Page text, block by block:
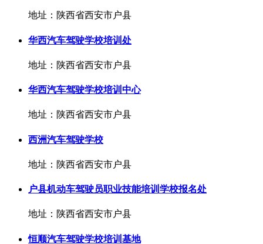
地址：陕西省西安市户县
华西汽车驾驶学校培训处
地址：陕西省西安市户县
华西汽车驾驶学校培训中心
地址：陕西省西安市户县
西洲汽车驾驶学校
地址：陕西省西安市户县
户县机动车驾驶员职业技能培训学校报名处
地址：陕西省西安市户县
恒顺汽车驾驶学校培训基地